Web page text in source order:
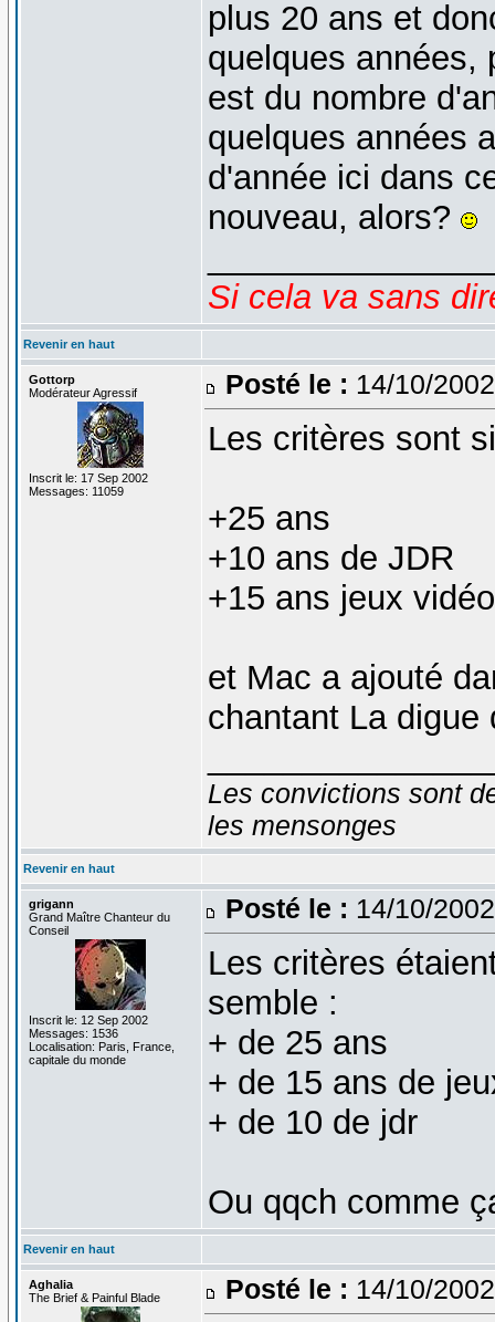
plus 20 ans et
quelques années,
est du nombre
quelques années
d'année ici dans
nouveau, alors?
Si cela va sans
Revenir en haut
Gottorp
Modérateur Agressif
Inscrit le: 17 Sep 2002
Messages: 11059
Posté le : 14/10/
Les critères sont
+25 ans
+10 ans de JDR
+15 ans jeux vidéo
et Mac a ajouté
chantant La
Les convictions sont
les mensonges
Revenir en haut
grigann
Grand Maître Chanteur du
Conseil
Inscrit le: 12 Sep 2002
Messages: 1536
Localisation: Paris, France,
capitale du monde
Posté le : 14/10/
Les critères
semble :
+ de 25 ans
+ de 15 ans de
+ de 10 de jdr
Ou qqch comme
Revenir en haut
Aghalia
The Brief & Painful Blade
Posté le : 14/10/